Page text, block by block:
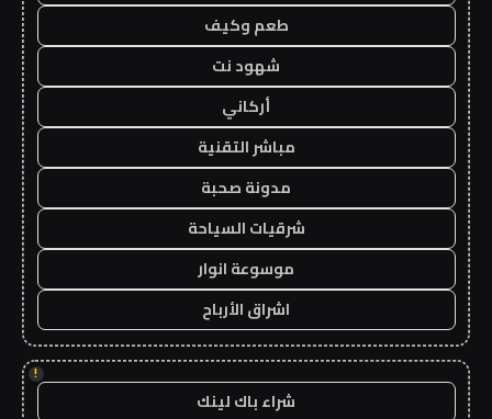
طعم وكيف
شهود نت
أركاني
مباشر التقنية
مدونة صحبة
شرقيات السياحة
موسوعة انوار
اشراق الأرباح
!
شراء باك لينك